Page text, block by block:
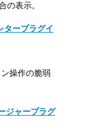
の表示。
タープラグイ
操作の脆弱
ジャープラグ